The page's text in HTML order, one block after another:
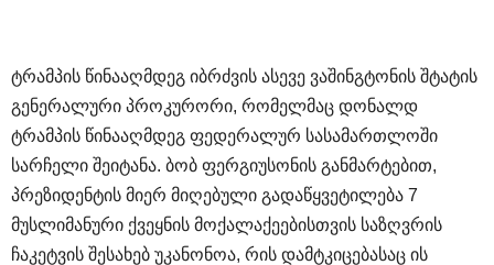
ტრამპის წინააღმდეგ იბრძვის ასევე ვაშინგტონის შტატის
გენერალური პროკურორი, რომელმაც დონალდ
ტრამპის წინააღმდეგ ფედერალურ სასამართლოში
სარჩელი შეიტანა. ბობ ფერგიუსონის განმარტებით,
პრეზიდენტის მიერ მიღებული გადაწყვეტილება 7
მუსლიმანური ქვეყნის მოქალაქეებისთვის საზღვრის
ჩაკეტვის შესახებ უკანონოა, რის დამტკიცებასაც ის